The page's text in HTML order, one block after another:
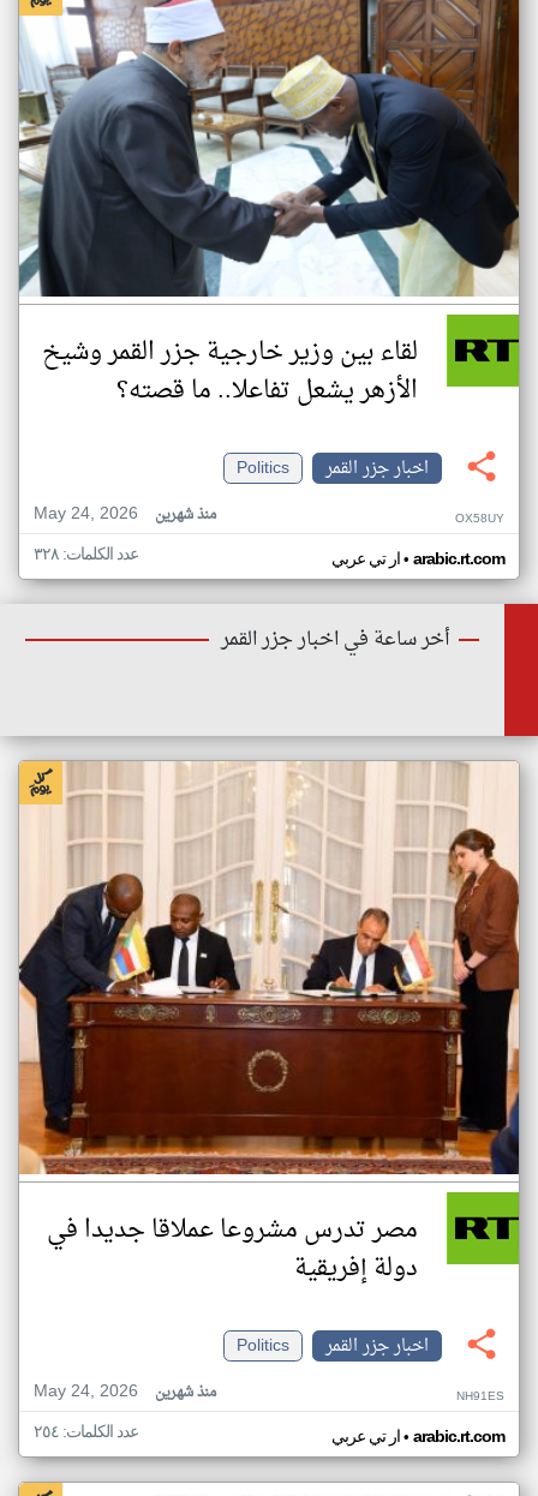
لقاء بين وزير خارجية جزر القمر وشيخ
الأزهر يشعل تفاعلا.. ما قصته؟
اخبار جزر القمر
Politics
May 24, 2026
منذ شهرين OX58UY
ار تي عربي• arabic.rt.com عدد الكلمات: ٣٢٨
أخر ساعة في اخبار جزر القمر
مصر تدرس مشروعا عملاقا جديدا في
دولة إفريقية
اخبار جزر القمر
Politics
May 24, 2026
منذ شهرين NH91ES
ار تي عربي• arabic.rt.com عدد الكلمات: ٢٥٤